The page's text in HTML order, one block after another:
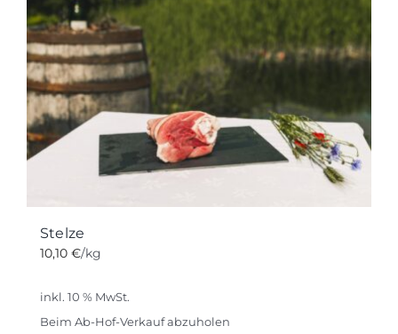
Stelze
10,10 €/kg
inkl. 10 % MwSt.
Beim Ab-Hof-Verkauf abzuholen